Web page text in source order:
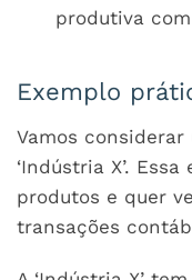
produtiva
Exemplo
Vamos
‘Indústria X’.
produtos e quer
transações